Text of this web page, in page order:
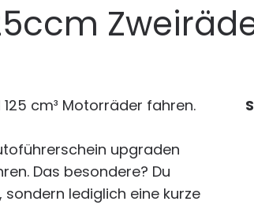
cm³ Motorräder fahren.
upgraden
Das besondere? Du
lediglich eine kurze